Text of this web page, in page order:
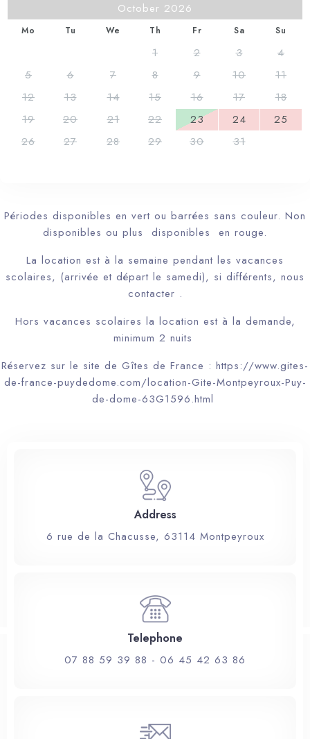
October 2026
Mo Tu We Th Fr Sa Su
1 2 3
4
5
6 7 8 9 10
11
12
13 14 15 16 17
18
19
20 21 22 23 24
25
26
27 28 29 30 31
Périodes disponibles en vert ou barrées sans couleur. Non
disponibles ou plus disponibles en rouge.
La location est à la semaine pendant les vacances
scolaires, (arrivée et départ le samedi), si différents, nous
contacter .
Hors vacances scolaires la location est à la demande,
minimum 2 nuits
Réservez sur le site de Gîtes de France : https://www.gites-
de-france-puydedome.com/location-Gite-Montpeyroux-Puy-
de-dome-63G1596.html
Address
6 rue de la Chacusse, 63114 Montpeyroux
Telephone
07 88 59 39 88 - 06 45 42 63 86